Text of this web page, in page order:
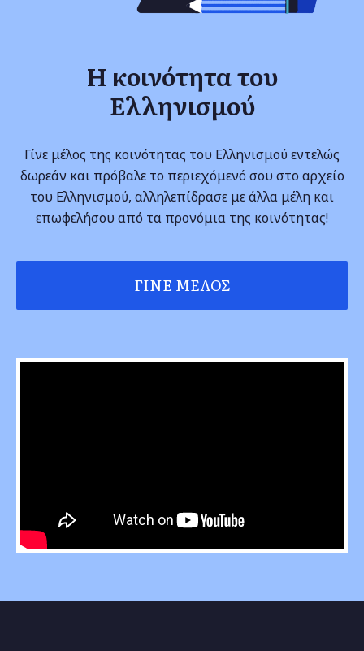
Η κοινότητα του
Ελληνισμού
Γίνε μέλος της κοινότητας του Ελληνισμού εντελώς
δωρεάν και πρόβαλε το περιεχόμενό σου στο αρχείο
του Ελληνισμού, αλληλεπίδρασε με άλλα μέλη και
επωφελήσου από τα προνόμια της κοινότητας!
ΓΊΝΕ ΜΈΛΟΣ